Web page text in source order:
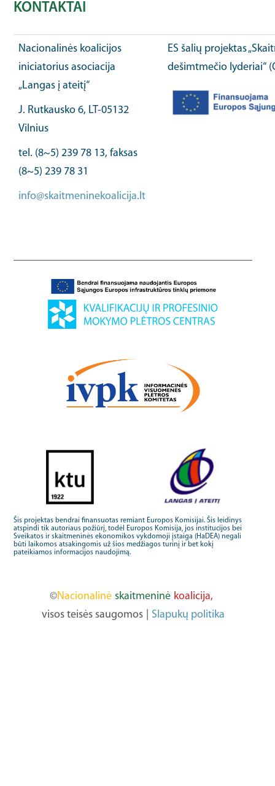
KONTAKTAI
Nacionalinės koalicijos
iniciatorius asociacija
„Langas į ateitį“
J. Rutkausko 6, LT-05132
Vilnius
tel. (8~5) 239 78 13, faksas
(8~5) 239 78 31
info@skaitmeninekoalicija.lt
ES šalių projektas
dešimtmečio lyderiai“
Šis projektas bendrai finansuotas remiant Europos Komisijai. Šis leidinys
atspindi tik autoriaus požiūrį, todėl Europos Komisija, jos institucijos bei
Sveikatos ir skaitmeninės ekonomikos vykdomoji įstaiga (HaDEA) negali
būti laikomos atsakingomis už šios medžiagos turinį ir bet kokį
pateikiamos informacijos naudojimą.
©Nacionalinė skaitmeninė koalicija,
visos teisės saugomos
Slapukų politika